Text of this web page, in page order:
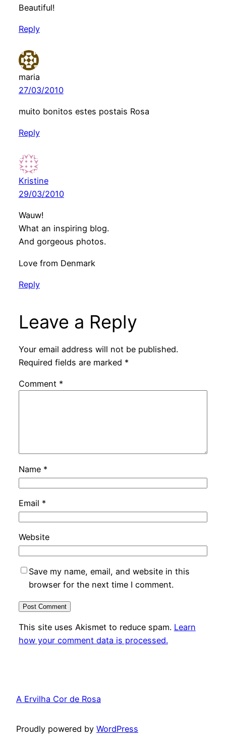
Beautiful!
Reply
maria
27/03/2010
muito bonitos estes postais Rosa
Reply
Kristine
29/03/2010
Wauw!
What an inspiring blog.
And gorgeous photos.
Love from Denmark
Reply
Leave a Reply
Your email address will not be published.
Required fields are marked *
Comment *
Name *
Email *
Website
Save my name, email, and website in this
browser for the next time I comment.
This site uses Akismet to reduce spam. Learn
how your comment data is processed.
A Ervilha Cor de Rosa
Proudly powered by WordPress